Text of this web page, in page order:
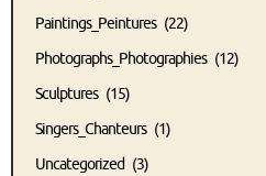
Paintings_Peintures(22)
Photographs_Photographies(12)
Sculptures(15)
Singers_Chanteurs(1)
Uncategorized(3)